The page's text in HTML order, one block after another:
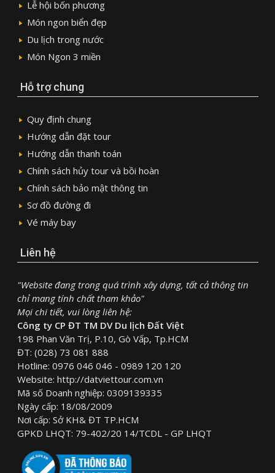
Lễ hội bốn phương
Món ngon biển đẹp
Du lịch trong nước
Món Ngon 3 miền
Hỗ trợ chung
Quy định chung
Hướng dẫn đặt tour
Hướng dẫn thanh toán
Chính sách hủy tour và bồi hoàn
Chính sách bảo mật thông tin
Sơ đồ đường đi
Vé máy bay
Liên hệ
"Website đang trong quá trình xây dựng, tất cả thông tin
chỉ mang tính chất tham khảo"
Mọi chi tiết, vui lòng liên hệ:
Công ty CP ĐT TM DV Du lịch Đất Việt
198 Phan Văn Trị, P.10, Gò Vấp, Tp.HCM
ĐT: (028) 73 081 888
Hotline: 0976 046 046 - 0989 120 120
Website: http://datviettour.com.vn
Mã số Doanh nghiệp: 0309139335
Ngày cấp: 18/08/2009
Nơi cấp: Sở KH& ĐT TP.HCM
GPKD LHQT: 79-402/20 14/TCDL - GP LHQT